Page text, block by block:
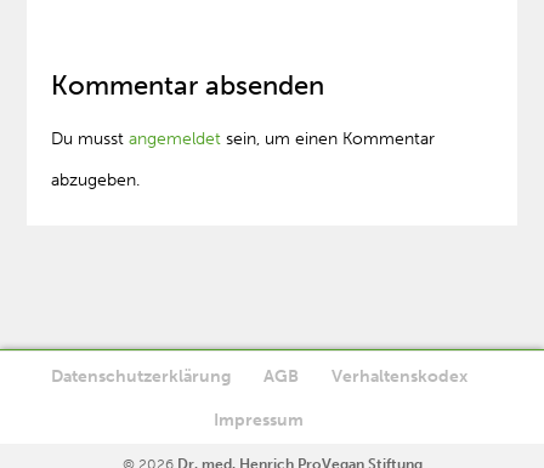
Kommentar absenden
Du musstangemeldet sein, um einen Kommentar
abzugeben.
Datenschutzerklärung AGB Verhaltenskodex
Impressum
© 2026 Dr. med. Henrich ProVegan Stiftung